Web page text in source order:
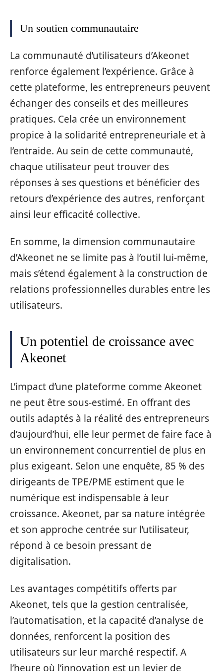
Un soutien communautaire
La communauté d’utilisateurs d’Akeonet
renforce également l’expérience. Grâce à
cette plateforme, les entrepreneurs peuvent
échanger des conseils et des meilleures
pratiques. Cela crée un environnement
propice à la solidarité entrepreneuriale et à
l’entraide. Au sein de cette communauté,
chaque utilisateur peut trouver des
réponses à ses questions et bénéficier des
retours d’expérience des autres, renforçant
ainsi leur efficacité collective.
En somme, la dimension communautaire
d’Akeonet ne se limite pas à l’outil lui-même,
mais s’étend également à la construction de
relations professionnelles durables entre les
utilisateurs.
Un potentiel de croissance avec
Akeonet
L’impact d’une plateforme comme Akeonet
ne peut être sous-estimé. En offrant des
outils adaptés à la réalité des entrepreneurs
d’aujourd’hui, elle leur permet de faire face à
un environnement concurrentiel de plus en
plus exigeant. Selon une enquête, 85 % des
dirigeants de TPE/PME estiment que le
numérique est indispensable à leur
croissance. Akeonet, par sa nature intégrée
et son approche centrée sur l’utilisateur,
répond à ce besoin pressant de
digitalisation.
Les avantages compétitifs offerts par
Akeonet, tels que la gestion centralisée,
l’automatisation, et la capacité d’analyse de
données, renforcent la position des
utilisateurs sur leur marché respectif. A
l’heure où l’innovation est un levier de